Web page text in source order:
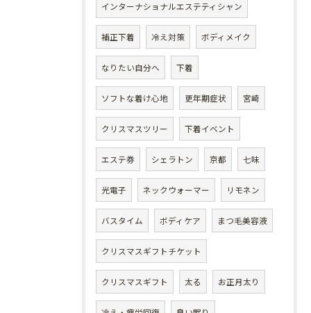
インターナショナルエステティシャン
補正下着 冷え対策 ボディメイク
なりたい自分へ 下着
ソフトな着け心地 更年期症状 宮崎
クリスマスツリー 下着イベント
エステ券 シェラトン 京都 七味
光電子 ネックウォーマー リモネン
バスタイム ボディケア まつ毛美容液
クリスマスギフトチケット
クリスマスギフト 太る お正月太り